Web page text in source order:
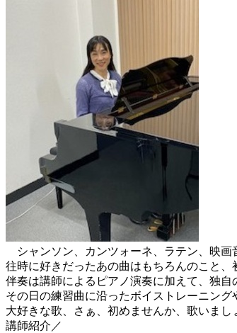
シャンソン、カンツォーネ、ラテン、映画
往時に好きだったあの曲はもちろんのこと
伴奏は講師によるピアノ演奏に加えて、独
その日の練習曲に沿ったボイストレーニング
大好きな歌、さぁ、初めませんか、歌いまし
講師紹介／